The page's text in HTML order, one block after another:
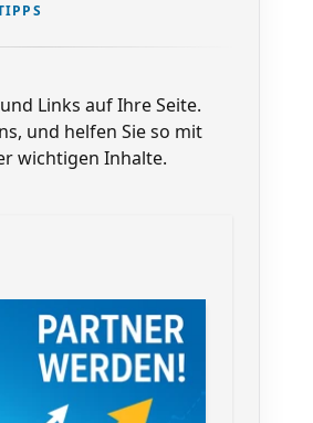
Links auf Ihre Seite.
und helfen Sie so mit
wichtigen Inhalte.